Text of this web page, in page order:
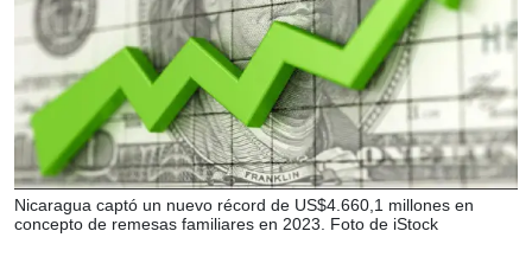
Nicaragua captó un nuevo récord de US$4.660,1 millones en
concepto de remesas familiares en 2023. Foto de iStock